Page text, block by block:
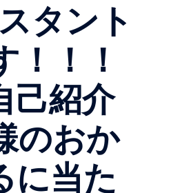
タント
！！
己紹介
のおか
に当た